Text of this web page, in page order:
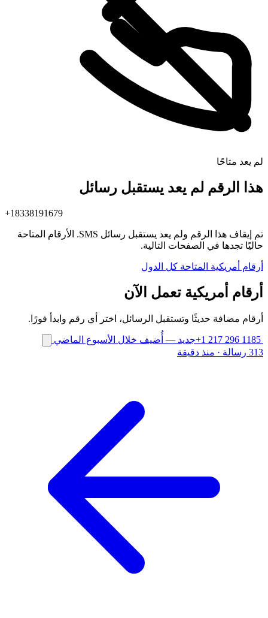
لم يعد متاحًا
هذا الرقم لم يعد يستقبل رسائل
+18338191679
تم إيقاف هذا الرقم ولم يعد يستقبل رسائل SMS. الأرقام المتاحة
حاليًا تجدها في الصفحات التالية.
أرقام أمريكية المتاحة كل الدول
أرقام أمريكية تعمل الآن
أرقام مضافة حديثًا وتستقبل الرسائل، اختر أي رقم وابدأ فورًا.
+1 217 296 1185جديد — أُضيف خلال الأسبوع الماضي
313 رسالة
· منذ دقيقة